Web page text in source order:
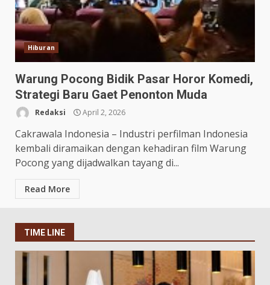
Hiburan
Warung Pocong Bidik Pasar Horor Komedi,
Strategi Baru Gaet Penonton Muda
Redaksi April 2, 2026
Cakrawala Indonesia – Industri perfilman Indonesia
kembali diramaikan dengan kehadiran film Warung
Pocong yang dijadwalkan tayang di...
Read More
TIME LINE